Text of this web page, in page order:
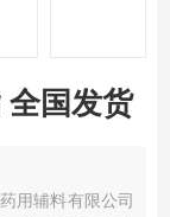
全国发货
用辅料有限公司